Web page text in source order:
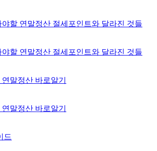
할 연말정산 절세포인트와 달라진 것들
할 연말정산 절세포인트와 달라진 것들
말정산 바로알기
말정산 바로알기
드